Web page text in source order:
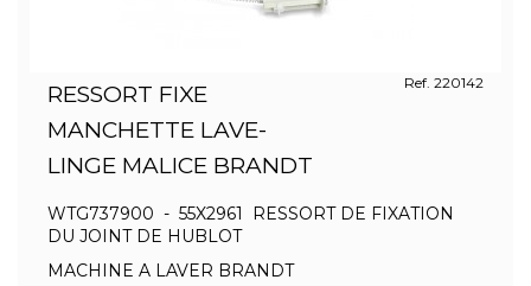
RESSORT FIXE
MANCHETTE LAVE-
LINGE MALICE BRANDT
Ref. 220142
WTG737900 - 55X2961 RESSORT DE FIXATION
DU JOINT DE HUBLOT
MACHINE A LAVER BRANDT